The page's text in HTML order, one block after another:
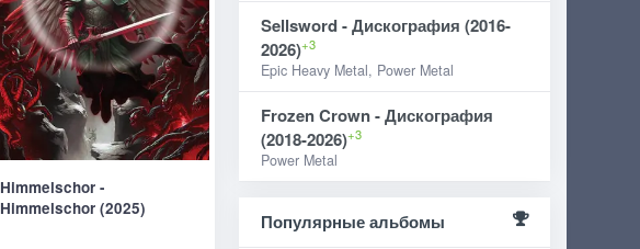
Himmelschor -
Himmelschor (2025)
Sellsword - Дискография (2016-
2026)+3
Epic Heavy Metal, Power Metal
Frozen Crown - Дискография
(2018-2026)+3
Power Metal
Популярные альбомы